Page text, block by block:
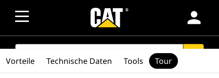
person
SEARCH
Vorteile Technische Daten Tools Tour